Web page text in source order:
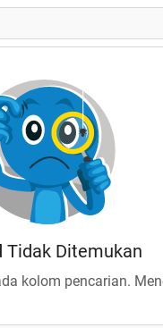
Tidak Ditemukan
kolom pencarian.